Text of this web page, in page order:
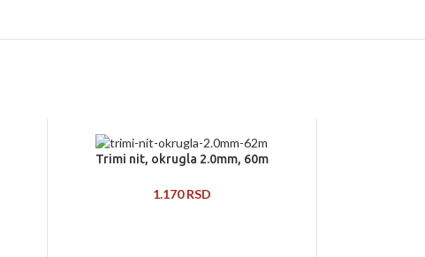
Trimi nit, okrugla 2.0mm, 60m
1.170RSD